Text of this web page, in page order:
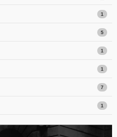
1
5
1
1
7
1